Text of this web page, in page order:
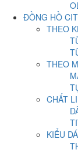
ĐỒNG HỒ
THEO
THEO
CHẤT
KIỂU